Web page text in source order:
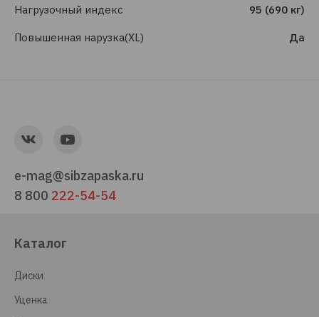
Нагрузочный индекс 95 (690 кг)
Повышенная нарузка(XL) Да
e-mag@sibzapaska.ru
8 800 222-54-54
Каталог
Диски
Уценка